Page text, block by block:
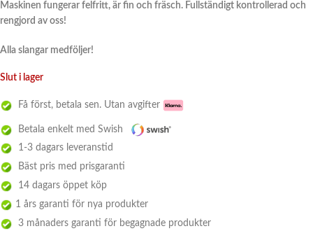
Maskinen fungerar felfritt, är fin och fräsch. Fullständigt kontrollerad och
rengjord av oss!
Alla slangar medföljer!
Slut i lager
Få först, betala sen. Utan avgifter
Betala enkelt med Swish
1-3 dagars leveranstid
Bäst pris med prisgaranti
14 dagars öppet köp
1 års garanti för nya produkter
3 månaders garanti för begagnade produkter